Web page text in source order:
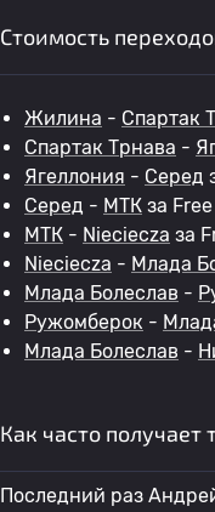
Стоимость
Жилина - Спартак
Спартак Трнава -
Ягеллония - Серед
Серед - МТК за
МТК - Nieciecza за
Nieciecza - Млада
Млада Болеслав -
Ружомберок -
Млада Болеслав -
Как часто
Последний раз